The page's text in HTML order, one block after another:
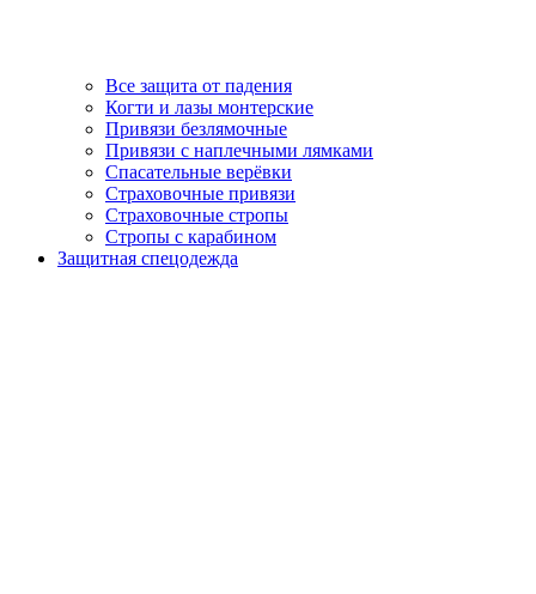
Все защита от падения
Когти и лазы монтерские
Привязи безлямочные
Привязи с наплечными лямками
Спасательные верёвки
Страховочные привязи
Страховочные стропы
Стропы с карабином
Защитная спецодежда